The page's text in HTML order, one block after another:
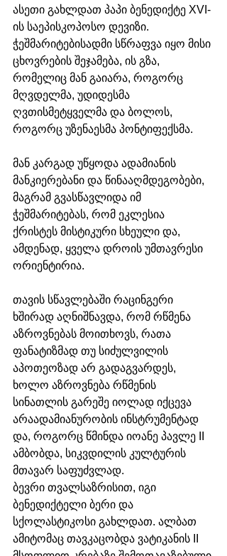
ასეთი გახლდათ პაპი ბენედიქტე XVI-
ის საეპისკოპოსო დევიზი.
ჭეშმარიტებისადმი სწრაფვა იყო მისი
ცხოვრების შეჯამება, ის გზა,
რომელიც მან გაიარა, როგორც
მღვდელმა, უდიდესმა
ღვთისმეტყველმა და ბოლოს,
როგორც უზენაესმა პონტიფექსმა.
მან კარგად უწყოდა ადამიანის
მანკიერებანი და წინააღმდეგობები,
მაგრამ გვასწავლიდა იმ
ჭეშმარიტებას, რომ ეკლესია
ქრისტეს მისტიკური სხეული და,
ამდენად, ყველა დროის უმთავრესი
ორიენტირია.
თავის სწავლებაში რაცინგერი
ხშირად აღნიშნავდა, რომ რწმენა
აზროვნებას მოითხოვს, რათა
ფანატიზმად თუ სიძულვილის
აპოთეოზად არ გადაგვარდეს,
ხოლო აზროვნება რწმენის
სინათლის გარეშე იოლად იქცევა
არაადამიანურობის ინსტრუმენტად
და, როგორც წმინდა იოანე პავლე II
ამბობდა, სიკვდილის კულტურის
მთავარ საფუძვლად.
ბევრი თვალსაზრისით, იგი
ბენედიქტელი ბერი და
სქოლასტიკოსი გახლდათ. ალბათ
ამიტომაც თავკაცობდა ვატიკანის II